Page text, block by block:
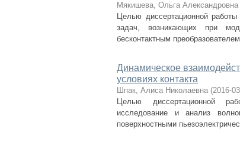
Мякишева, Ольга Александровна
Целью диссертационной
задач, возникающих при
бесконтактным
Динамическое
условиях контакта
Шпак, Алиса Николаевна (2016-
Целью диссертационной
исследование и анализ
поверхностными